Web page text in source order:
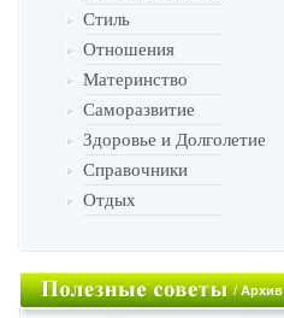
Стиль
Отношения
Материнство
Саморазвитие
Здоровье и Долголетие
Справочники
Отдых
/Архив